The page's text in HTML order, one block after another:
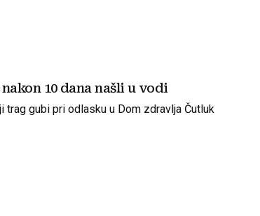
10 dana našli u vodi
trag gubi pri odlasku u Dom zdravlja Čutluk